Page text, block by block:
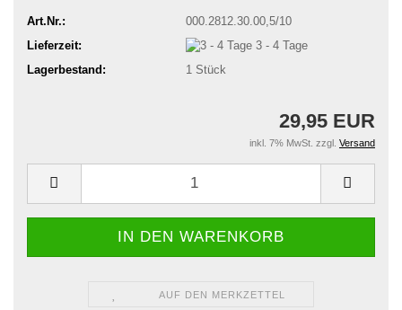
Art.Nr.:
000.2812.30.00,5/10
Lieferzeit:
3 - 4 Tage
Lagerbestand:
1 Stück
29,95 EUR
inkl. 7% MwSt. zzgl. Versand
AUF DEN MERKZETTEL